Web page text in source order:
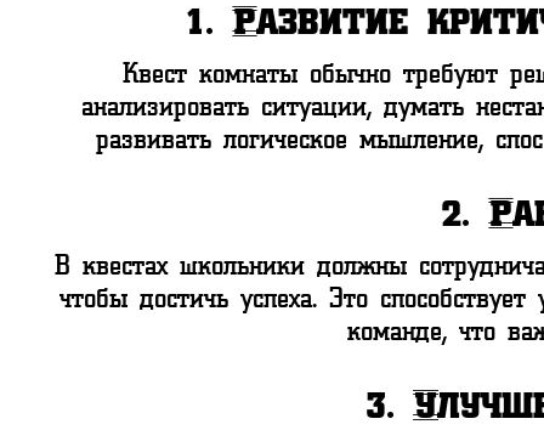
1.Развитие
Квест комнаты обычно требуют
анализировать ситуации, думать
развивать логическое мышление,
2.
В квестах школьники должны
чтобы достичь успеха. Это
команде, что
3.